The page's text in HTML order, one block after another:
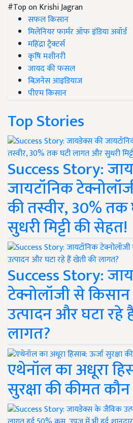
#Top on Krishi Jagran
सफल किसान
मिलेनियर फार्मर ऑफ इंडिया अवॉर्ड
महिंद्रा ट्रैक्टर्स
कृषि मशीनरी
जायद की फसल
बिज़नेस आइडियाज
पीएम किसान
Top Stories
Success Story:
जायटॉनिक
की तस्वीर, 30%
सुधरी मिट्टी की सेहत!
Success Story:
टेक्नोलॉजी से
उत्पादन और घटा रहे
लागत?
एथेनॉल का अधूरा
सुरक्षा की कीमत